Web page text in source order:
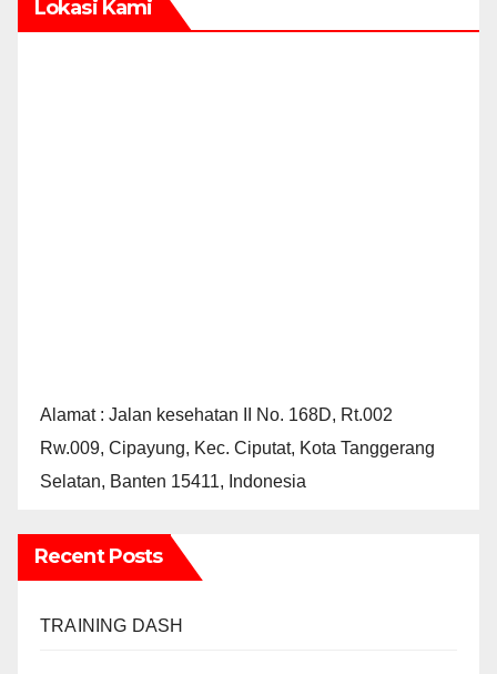
Lokasi Kami
Alamat : Jalan kesehatan II No. 168D, Rt.002
Rw.009, Cipayung, Kec. Ciputat, Kota Tanggerang
Selatan, Banten 15411, Indonesia
Recent Posts
TRAINING DASH